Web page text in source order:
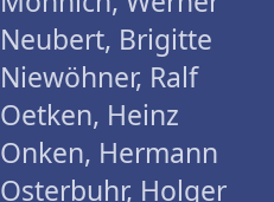
Neubert, Brigitte
Niewöhner, Ralf
Oetken, Heinz
Onken, Hermann
Osterbuhr, Holger